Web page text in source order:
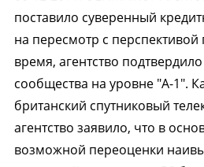
поставило суверенный
на пересмотр с
время, агентство
сообщества на уровне "А-1".
британский спутниковый
агентство заявило, что в
возможной переоценки